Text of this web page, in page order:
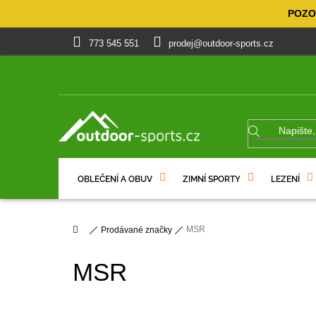
773 545 551 prodej@outdoor-sports.cz
OBLEČENÍ A OBUV ZIMNÍ SPORTY LEZENÍ
DomůProdávané značky MSR
MSR